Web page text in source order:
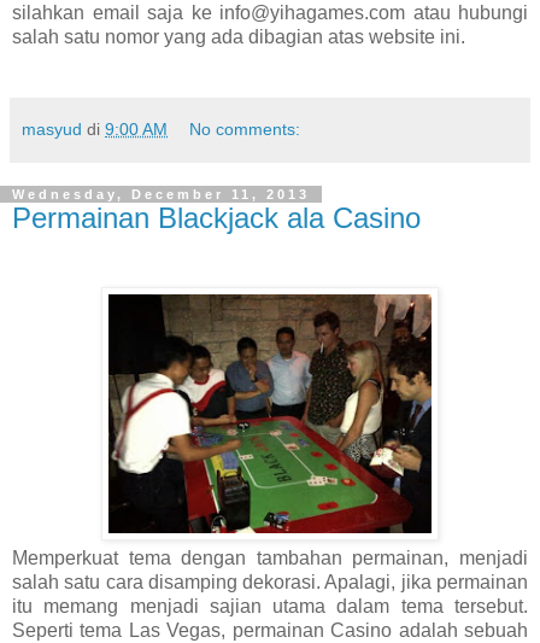
silahkan email saja ke info@yihagames.com atau hubungi
salah satu nomor yang ada dibagian atas website ini.
masyud di 9:00 AM No comments:
Wednesday, December 11, 2013
Permainan Blackjack ala Casino
Memperkuat tema dengan tambahan permainan, menjadi
salah satu cara disamping dekorasi. Apalagi, jika permainan
itu memang menjadi sajian utama dalam tema tersebut.
Seperti tema Las Vegas, permainan Casino adalah sebuah